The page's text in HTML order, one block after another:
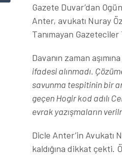
Gazete Duvar’dan
Anter, avukatı Nuray
Tanımayan
Davanın zaman
ifadesi alınmadı.
savunma tespitinin bir
geçen Hogir kod adılı
evrak yazışmaların
Dicle Anter’in Avukatı
kaldığına dikkat çekti.